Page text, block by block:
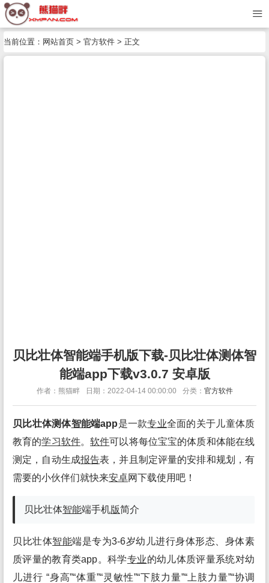
当前位置： 网站首页 > 官方软件 > 正文
贝比壮体智能端手机版下载-贝比壮体测体智
能端app下载v3.0.7 安卓版
作者：熊猫畔 日期：2022-04-14 00:00:00 分类： 官方软件
贝比壮体测体智能端app是一款专业全面的关于儿童体质
教育的学习软件。 软件可以将每位宝宝的体质和体能在线
测定，自动生成报告表，并且制定评量的安排和规划，有
需要的小伙伴们就快来安卓网下载使用吧！
贝比壮体智能端手机版简介
贝比壮体智能端是专为3-6岁幼儿进行身体形态、身体素
质评量的教育类app。科学专业的幼儿体质评量系统对幼
儿进行 “身高”“体重”“灵敏性”“下肢力量”“上肢力量”“协调